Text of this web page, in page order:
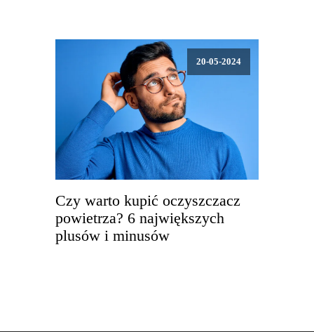
20-05-2024
Czy warto kupić oczyszczacz
powietrza? 6 największych
plusów i minusów